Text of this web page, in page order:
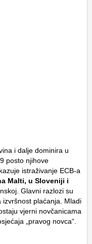
i dalje dominira u
posto njihove
istraživanje ECB-a
Malti, u Sloveniji i
Glavni razlozi su
plaćanja. Mladi
vjerni novčanicama
„pravog novca“.